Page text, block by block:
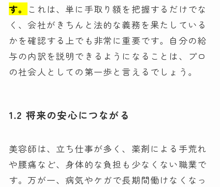
す。 これは、単に手取り額を把握するだけでな
く、会社がきちんと法的な義務を果たしている
かを確認する上でも非常に重要です。自分の給
与の内訳を説明できるようになることは、プロ
の社会人としての第一歩と言えるでしょう。
1.2 将来の安心につながる
美容師は、立ち仕事が多く、薬剤による手荒れ
や腰痛など、身体的な負担も少なくない職業で
す。万が一、病気やケガで長期間働けなくなっ